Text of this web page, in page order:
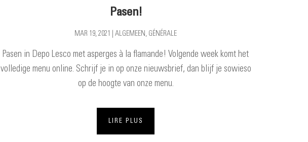
Pasen!
MAR 19, 2021 ALGEMEEN, GÉNÉRALE
Pasen in Depo Lesco met asperges à la flamande! Volgende week komt het
volledige menu online. Schrijf je in op onze nieuwsbrief, dan blijf je sowieso
op de hoogte van onze menu.
LIRE PLUS